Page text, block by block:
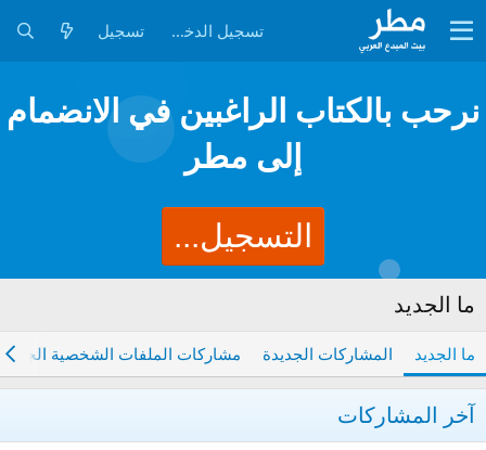
تسجيل الدخول تسجيل
نرحب بالكتاب الراغبين في الانضمام
إلى مطر
التسجيل...
ما الجديد
ما الجديد المشاركات الجديدة مشاركات الملفات الشخصية
آخر المشاركات